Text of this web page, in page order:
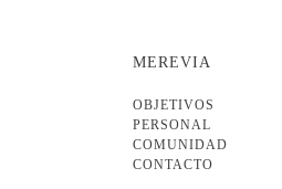
MEREVIA
OBJETIVOS
PERSONAL
COMUNIDAD
CONTACTO